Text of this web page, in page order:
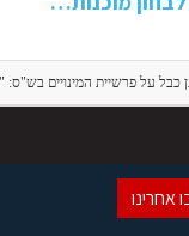
כבל על פרשיית המינויים
אחרינו